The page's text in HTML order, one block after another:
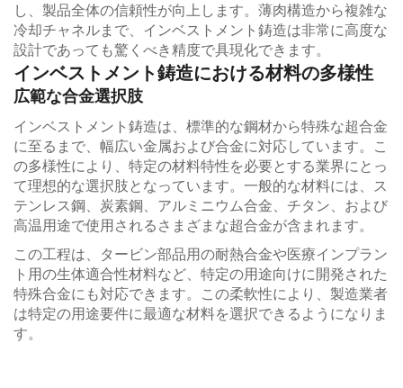
し、製品全体の信頼性が向上します。薄肉構造から複雑な
冷却チャネルまで、インベストメント鋳造は非常に高度な
設計であっても驚くべき精度で具現化できます。
インベストメント鋳造における材料の多様性
広範な合金選択肢
インベストメント鋳造は、標準的な鋼材から特殊な超合金
に至るまで、幅広い金属および合金に対応しています。こ
の多様性により、特定の材料特性を必要とする業界にとっ
て理想的な選択肢となっています。一般的な材料には、ス
テンレス鋼、炭素鋼、アルミニウム合金、チタン、および
高温用途で使用されるさまざまな超合金が含まれます。
この工程は、タービン部品用の耐熱合金や医療インプラン
ト用の生体適合性材料など、特定の用途向けに開発された
特殊合金にも対応できます。この柔軟性により、製造業者
は特定の用途要件に最適な材料を選択できるようになりま
す。